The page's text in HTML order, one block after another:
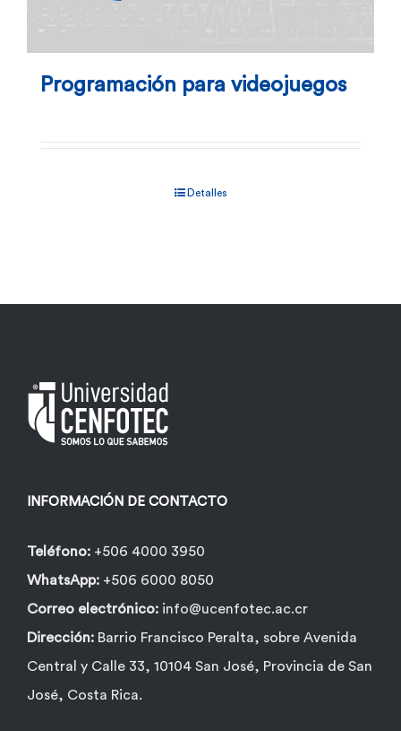
Programación para videojuegos
Detalles
INFORMACIÓN DE CONTACTO
Teléfono: +506 4000 3950
WhatsApp: +506 6000 8050
Correo electrónico: info@ucenfotec.ac.cr
Dirección: Barrio Francisco Peralta, sobre Avenida
Central y Calle 33, 10104 San José, Provincia de San
José, Costa Rica.